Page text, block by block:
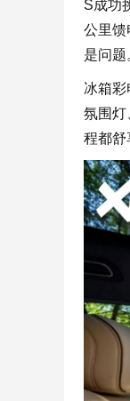
S成功
公里馈
是问题
冰箱
氛围灯
程都舒